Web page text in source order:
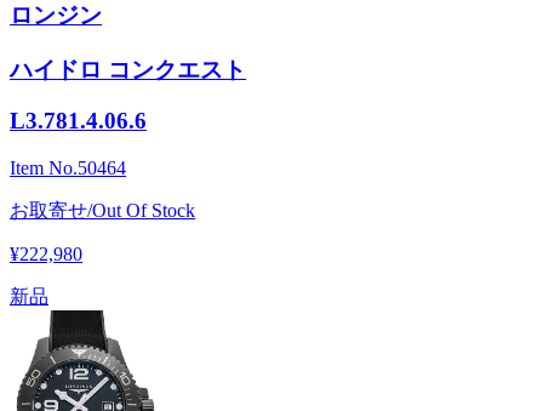
ロンジン
ハイドロ コンクエスト
L3.781.4.06.6
Item No.50464
お取寄せ/Out Of Stock
¥222,980
新品